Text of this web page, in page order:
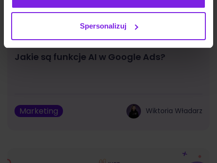
Spersonalizuj
Jakie są funkcje AI w Google Ads?
Marketing Wiktoria Władarz